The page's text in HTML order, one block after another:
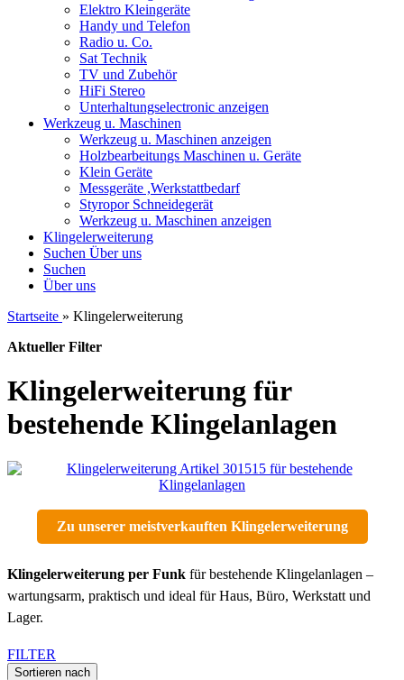
Elektro Kleingeräte
Handy und Telefon
Radio u. Co.
Sat Technik
TV und Zubehör
HiFi Stereo
Unterhaltungselectronic anzeigen
Werkzeug u. Maschinen
Werkzeug u. Maschinen anzeigen
Holzbearbeitungs Maschinen u. Geräte
Klein Geräte
Messgeräte ,Werkstattbedarf
Styropor Schneidegerät
Werkzeug u. Maschinen anzeigen
Klingelerweiterung
Suchen Über uns
Suchen
Über uns
Startseite » Klingelerweiterung
Aktueller Filter
Klingelerweiterung für
bestehende Klingelanlagen
Zu unserer meistverkauften Klingelerweiterung
Klingelerweiterung per Funk für bestehende Klingelanlagen –
wartungsarm, praktisch und ideal für Haus, Büro, Werkstatt und
Lager.
FILTER
Sortieren nach